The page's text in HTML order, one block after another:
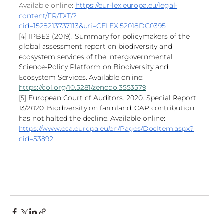
Available online: https://eur-lex.europa.eu/legal-
content/FR/TXT/?
qid=1528213737113&uri=CELEX:52018DC0395
[4] IPBES (2019). Summary for policymakers of the
global assessment report on biodiversity and
ecosystem services of the Intergovernmental
Science-Policy Platform on Biodiversity and
Ecosystem Services. Available online:
https://doi.org/10.5281/zenodo.3553579
[5] European Court of Auditors. 2020. Special Report
13/2020: Biodiversity on farmland: CAP contribution
has not halted the decline. Available online:
https://www.eca.europa.eu/en/Pages/DocItem.aspx?
did=53892